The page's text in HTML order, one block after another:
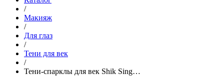
/
Макияж
/
Для глаз
/
Тени для век
/
Тени-спарклы для век Shik Sing…